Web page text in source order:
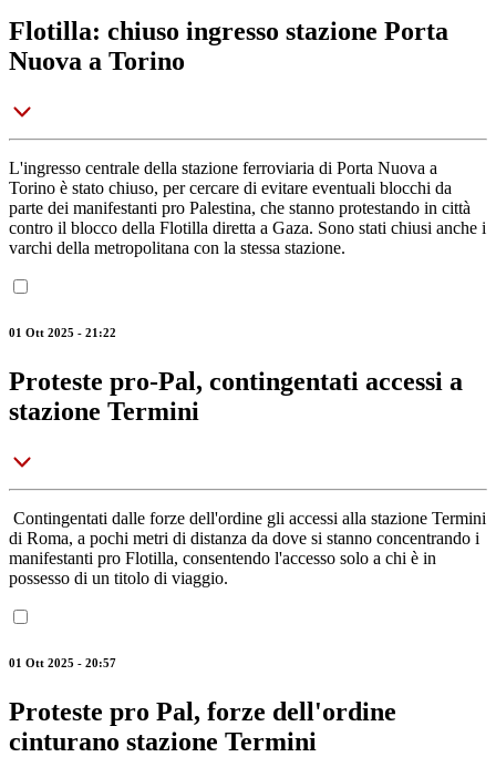
Flotilla: chiuso ingresso stazione Porta
Nuova a Torino
L'ingresso centrale della stazione ferroviaria di Porta Nuova a
Torino è stato chiuso, per cercare di evitare eventuali blocchi da
parte dei manifestanti pro Palestina, che stanno protestando in città
contro il blocco della Flotilla diretta a Gaza. Sono stati chiusi anche i
varchi della metropolitana con la stessa stazione.
01 Ott 2025 - 21:22
Proteste pro-Pal, contingentati accessi a
stazione Termini
Contingentati dalle forze dell'ordine gli accessi alla stazione Termini
di Roma, a pochi metri di distanza da dove si stanno concentrando i
manifestanti pro Flotilla, consentendo l'accesso solo a chi è in
possesso di un titolo di viaggio.
01 Ott 2025 - 20:57
Proteste pro Pal, forze dell'ordine
cinturano stazione Termini